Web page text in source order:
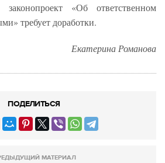
«Об ответственном
требует доработки.
Екатерина Романова
ПОДЕЛИТЬСЯ
МАТЕРИАЛ